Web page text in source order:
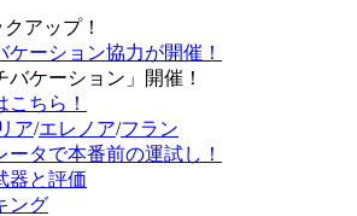
アップ！
ケーション協力が開催！
バケーション」開催！
ちら！
ア/エレノア/フラン
ータで本番前の運試し！
器と評価
ング